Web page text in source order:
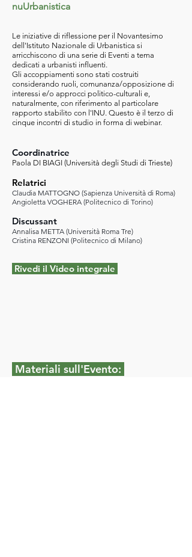
nuUrbanistica
Le iniziative di riflessione per il Novantesimo
dell'Istituto Nazionale di Urbanistica si
arricchiscono di una serie di Eventi a tema
dedicati a urbanisti influenti.
Gli accoppiamenti sono stati costruiti
considerando ruoli, comunanza/opposizione di
interessi e/o approcci politico-culturali e,
naturalmente, con riferimento al particolare
rapporto stabilito con l'INU. Questo è il terzo di
cinque incontri di studio in forma di webinar.
Coordinatrice
Paola DI BIAGI (Università degli Studi di Trieste)
Relatrici
Claudia MATTOGNO (Sapienza Università di Roma)
Angioletta VOGHERA (Politecnico di Torino)
Discussant
Annalisa METTA (Università Roma Tre)
Cristina RENZONI (Politecnico di Milano)
Rivedi il Video integrale
Materiali sull'Evento: